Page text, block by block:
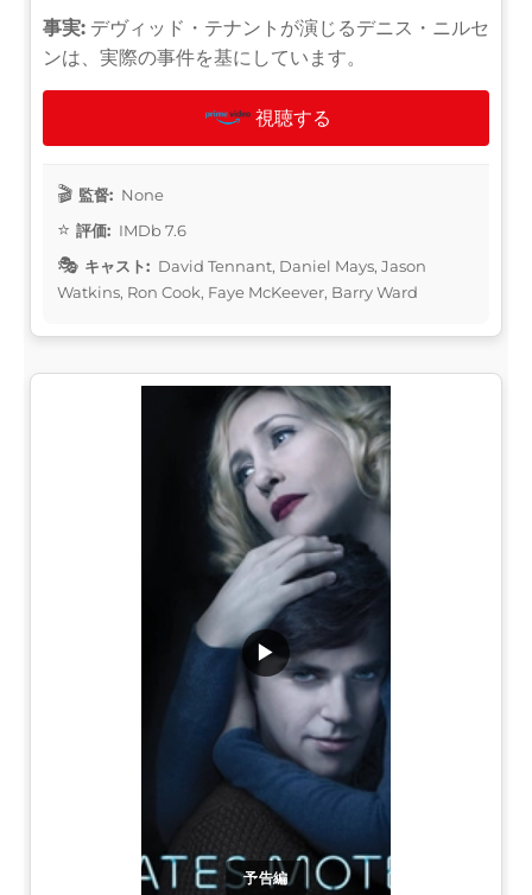
事実: デヴィッド・テナントが演じるデニス・ニルセ
ンは、実際の事件を基にしています。
視聴する
監督: None
評価: IMDb 7.6
キャスト: David Tennant, Daniel Mays, Jason
Watkins, Ron Cook, Faye McKeever, Barry Ward
予告編
▶